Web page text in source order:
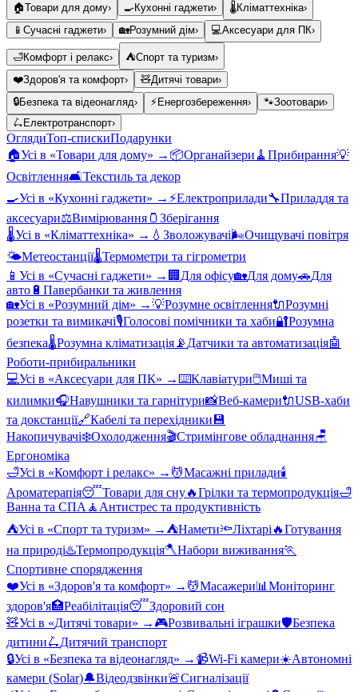
🏠Товари для дому› 🍳Кухонні гаджети› 🌡️Кліматтехніка›
📱 Сучасні гаджети› 🏡Розумний дім› 💻Аксесуари для ПК›
🛁Комфорт і релакс› ⛺Спорт та туризм›
❤️Здоров'я та комфорт› 🧸Дитячі товари›
🔒Безпека та відеонагляд› ⚡ Енергозбереження› 🐾Зоотовари›
🛴 Електротранспорт›
ОглядиТоп-спискиПодарунки
🏠Усі в «Товари для дому» → 📦Органайзери 🧹 Прибирання💡
Освітлення🛋️Текстиль та декор
🍳Усі в «Кухонні гаджети» → ⚡Електроприлади🔧Приладдя та
аксесуари⚖️Вимірювання 🫙 Зберігання
🌡️Усі в «Кліматтехніка» → 💧 Зволожувачі🌬️Очищувачі повітря
🌤️Метеостанції🌡️Термометри та гігрометри
📱 Усі в «Сучасні гаджети» → 🏢 Для офісу🏡Для дому🚗Для
авто 🔋 Павербанки та живлення
🏡Усі в «Розумний дім» →💡Розумне освітлення🔌Розумні
розетки та вимикачі🎙️Голосові помічники та хаби🔐Розумна
безпека🌡️Розумна кліматизація 📡 Датчики та автоматизація🤖
Роботи-прибиральники
💻Усі в «Аксесуари для ПК» →⌨️Клавіатури🖱️Миші та
килимки🎧Навушники та гарнітури📸Веб-камери🔌USB-хаби
та докстанції🔗Кабелі та перехідники 💾
Накопичувачі❄️Охолодження🎬Стримінгове обладнання🪑
Ергономіка
🛁Усі в «Комфорт і релакс» → 💆Масажні прилади🕯️
Ароматерапія😴Товари для сну🔥Грілки та термопродукція🛁
Ванна та СПА 🧘 Антистрес та продуктивність
⛺Усі в «Спорт та туризм» → ⛺Намети🔦Ліхтарі 🔥Готування
на природі♨️Термопродукція🪓Набори виживання🏃
Спортивне спорядження
❤️Усі в «Здоров'я та комфорт» → 💆Масажери📊 Моніторинг
здоров'я🏥Реабілітація😴Здоровий сон
🧸Усі в «Дитячі товари» → 🎮Розвивальні іграшки🛡️Безпека
дитини🛴Дитячий транспорт
🔒Усі в «Безпека та відеонагляд» → 📹Wi-Fi камери☀️Автономні
камери (Solar)🔔Відеодзвінки🚨Сигналізації